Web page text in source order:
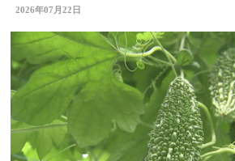
症疑いで搬送
2026年07月22日